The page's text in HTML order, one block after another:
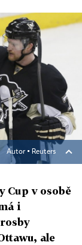
Autor ▪ Reuters
Cup v osobě
i
ale